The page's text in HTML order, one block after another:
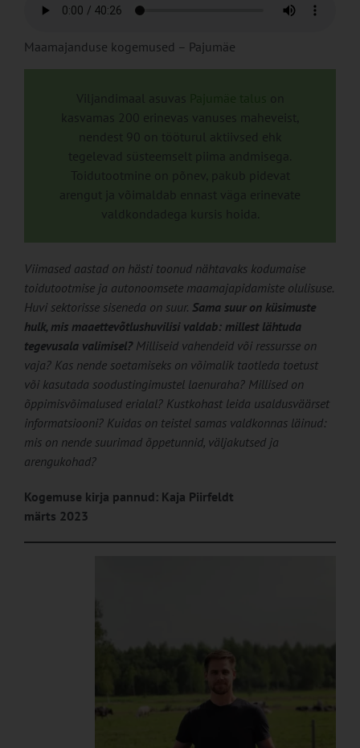
Maamajanduse kogemused – Pajumäe
Viljandimaal asuvas
on
kasvamas 200 erinevas vanuses maheveist,
nendest 90 on tööturul aktiivsed ehk
tegelevad süsteemselt piima andmisega.
Toidutootmine on põnev, pakub pidevat
arengut ja võimaldab ennast väga erinevate
valdkondadega kursis hoida.
Viimased aastad on hästi toonud nähtavaks kodumaise
toidutootmise ja autonoomsete maamajapidamiste olulisuse.
Huvi sektorisse siseneda on suur. Sama suur on küsimuste
hulk, mis maaettevõtlushuvilisi valdab: millest lähtuda
tegevusala valimisel? Milliseid vahendeid või ressursse on
vaja? Kas nende soetamiseks on võimalik taotleda toetust
või kasutada soodustingimustel laenuraha? Millised on
õppimisvõimalused erialal? Kustkohast leida usaldusväärset
informatsiooni? Kuidas on teistel samas valdkonnas läinud:
mis on nende suurimad õppetunnid, väljakutsed ja
arengukohad?
Kogemuse kirja pannud: Kaja Piirfeldt
märts 2023